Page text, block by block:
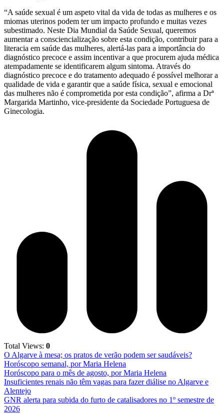
“A saúde sexual é um aspeto vital da vida de todas as mulheres e os
miomas uterinos podem ter um impacto profundo e muitas vezes
subestimado. Neste Dia Mundial da Saúde Sexual, queremos
aumentar a consciencialização sobre esta condição, contribuir para a
literacia em saúde das mulheres, alertá-las para a importância do
diagnóstico precoce e assim incentivar a que procurem ajuda médica
atempadamente se identificarem algum sintoma. Através do
diagnóstico precoce e do tratamento adequado é possível melhorar a
qualidade de vida e garantir que a saúde física, sexual e emocional
das mulheres não é comprometida por esta condição”, afirma a Drª
Margarida Martinho, vice-presidente da Sociedade Portuguesa de
Ginecologia.
Total Views: 0
O Algarve à mesa; os pratos de verão podem ser saudáveis?
Horóscopo semanal, por Maria Helena
Horóscopo para o mês de agosto, por Maria Helena
Insuficientes renais não têm vagas para fazer diálise no Algarve e
Alentejo
GNR alerta para subida do furto de catalisadores no 1º semestre de
2026